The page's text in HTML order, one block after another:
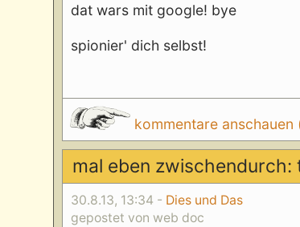
dat wars mit google! bye
spionier' dich selbst!
kommentare
mal eben
30.8.13, 13:34 - Dies und Das
gepostet von web doc